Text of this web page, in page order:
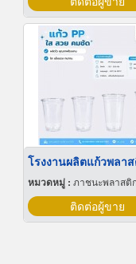
โรงงานผลิตแก้วพลา
หมวดหมู่ : ภาชนะพลาสติกสำห
ติดต่อผู้ขาย